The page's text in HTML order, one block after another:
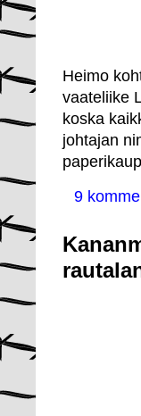
Heimo
vaateliike
koska
johtajan
9